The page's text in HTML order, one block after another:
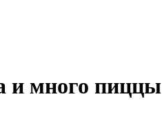
и много пиццы